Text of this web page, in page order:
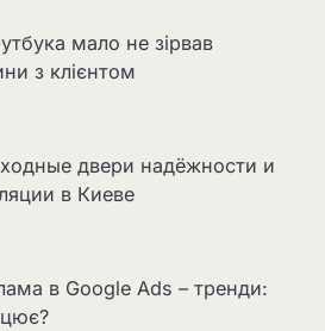
мало не зірвав
з клієнтом
двери надёжности и
в Киеве
в Google Ads – тренди: